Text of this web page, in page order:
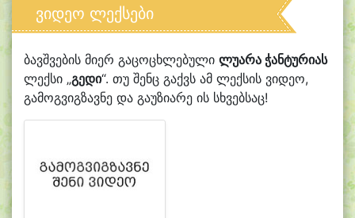
ვიდეო ლექსები
ბავშვების მიერ გაცოცხლებული ლუარა ჭანტურიას
ლექსი „გედი“. თუ შენც გაქვს ამ ლექსის ვიდეო,
გამოგვიგზავნე და გაუზიარე ის სხვებსაც!